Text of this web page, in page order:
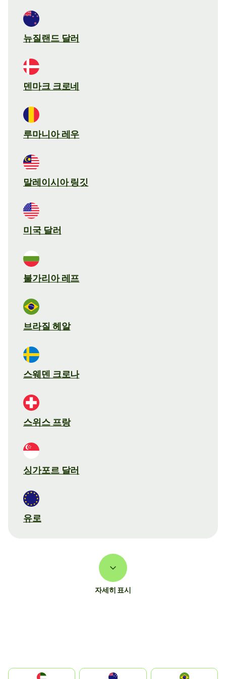
뉴질랜드 달러
덴마크 크로네
루마니아 레우
말레이시아 링깃
미국 달러
불가리아 레프
브라질 헤알
스웨덴 크로나
스위스 프랑
싱가포르 달러
유로
자세히 표시